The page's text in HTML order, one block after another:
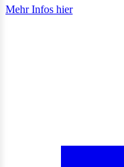
Mehr Infos hier